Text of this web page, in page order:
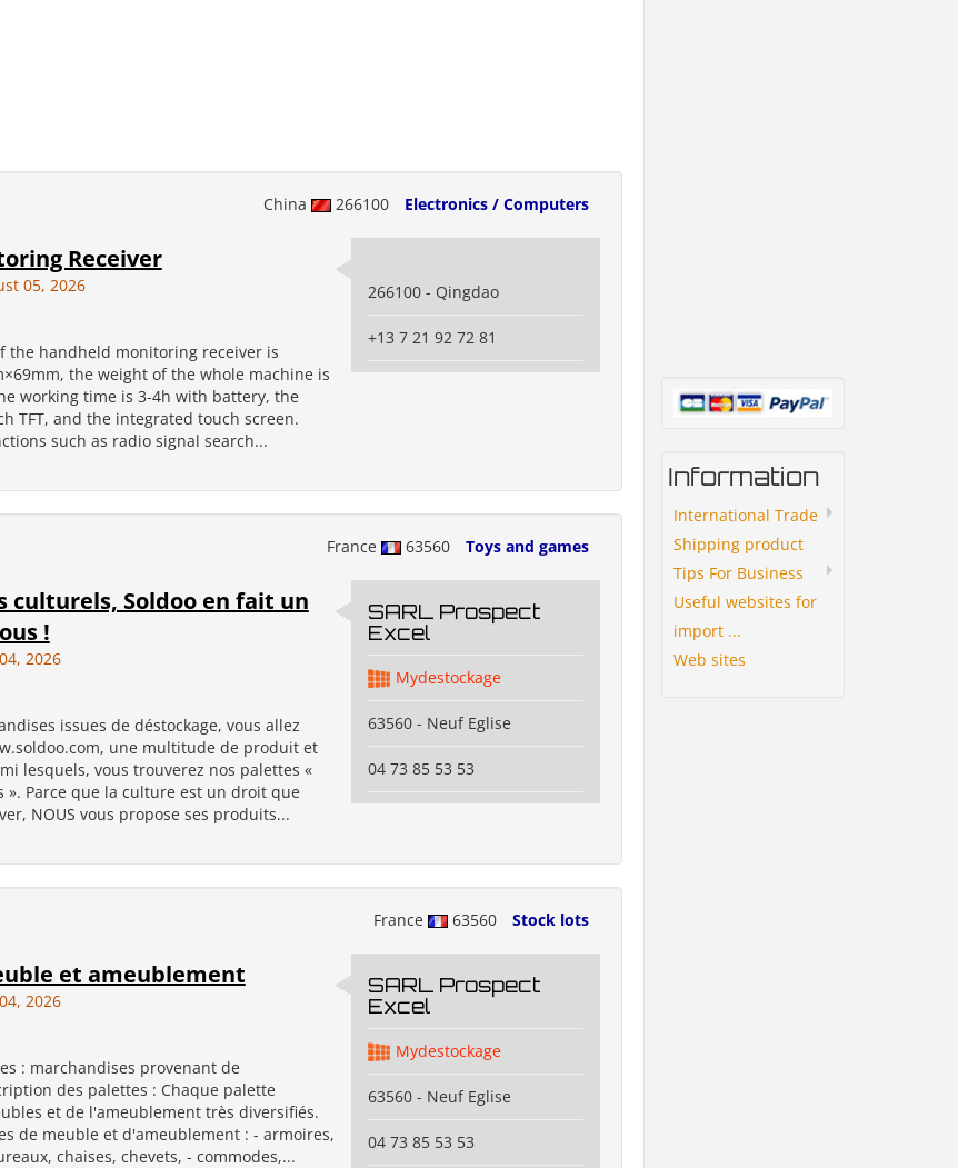
China 266100 Electronics / Computers
Receiver
05, 2026
the handheld monitoring receiver is
the weight of the whole machine is
working time is 3-4h with battery, the
TFT, and the integrated touch screen.
such as radio signal search...
266100 - Qingdao
+13 7 21 92 72 81
France 63560 Toys and games
culturels, Soldoo en fait un
!
2026
issues de déstockage, vous allez
une multitude de produit et
lesquels, vous trouverez nos palettes «
Parce que la culture est un droit que
NOUS vous propose ses produits...
SARL Prospect
Excel
Mydestockage
63560 - Neuf Eglise
04 73 85 53 53
France 63560 Stock lots
et ameublement
2026
: marchandises provenant de
des palettes : Chaque palette
et de l'ameublement très diversifiés.
de meuble et d'ameublement : - armoires,
chaises, chevets, - commodes,...
SARL Prospect
Excel
Mydestockage
63560 - Neuf Eglise
04 73 85 53 53
Information
International Trade
Shipping product
Tips For Business
Useful websites for
import ...
Web sites